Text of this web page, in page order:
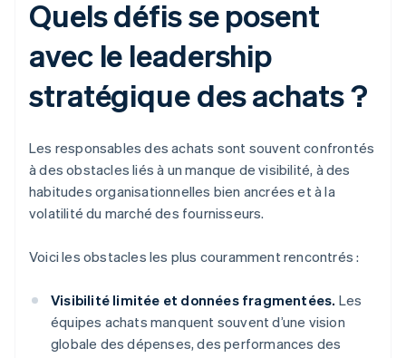
Quels défis se posent
avec le leadership
stratégique des achats ?
Les responsables des achats sont souvent confrontés
à des obstacles liés à un manque de visibilité, à des
habitudes organisationnelles bien ancrées et à la
volatilité du marché des fournisseurs.
Voici les obstacles les plus couramment rencontrés :
Visibilité limitée et données fragmentées. Les
équipes achats manquent souvent d’une vision
globale des dépenses, des performances des